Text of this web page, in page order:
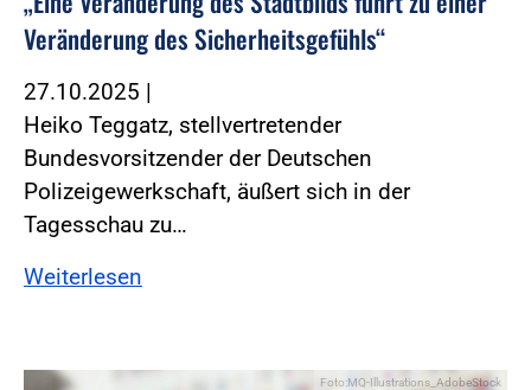
Veränderung des Sicherheitsgefühls“
27.10.2025 |
Heiko Teggatz, stellvertretender
Bundesvorsitzender der Deutschen
Polizeigewerkschaft, äußert sich in der
Tagesschau zu…
Weiterlesen
Foto:MQ-Illustrations_AdobeStock